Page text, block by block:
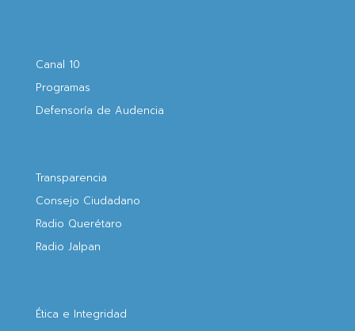
Canal 10
Programas
Defensoría de Audencia
Transparencia
Consejo Ciudadano
Radio Querétaro
Radio Jalpan
Ética e Integridad